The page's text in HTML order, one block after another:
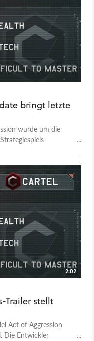
bringt letzte
wurde um die
2:02
Trailer stellt
Act of Aggression
Die Entwickler